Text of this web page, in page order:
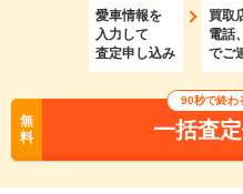
愛車情報を
入力して
査定申し込み
買取
電話
でご
無
料
90秒で終わ
一括査